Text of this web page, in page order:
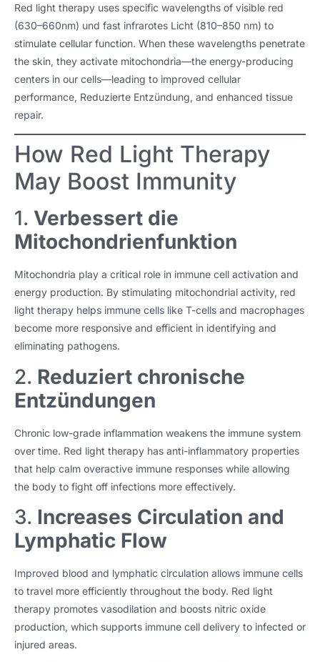
Red light therapy uses specific wavelengths of visible red
(630–660nm) und fast infrarotes Licht (810–850 nm) to
stimulate cellular function. When these wavelengths penetrate
the skin, they activate mitochondria—the energy-producing
centers in our cells—leading to improved cellular
performance, Reduzierte Entzündung, and enhanced tissue
repair.
How Red Light Therapy
May Boost Immunity
1. Verbessert die
Mitochondrienfunktion
Mitochondria play a critical role in immune cell activation and
energy production. By stimulating mitochondrial activity, red
light therapy helps immune cells like T-cells and macrophages
become more responsive and efficient in identifying and
eliminating pathogens.
2. Reduziert chronische
Entzündungen
Chronic low-grade inflammation weakens the immune system
over time. Red light therapy has anti-inflammatory properties
that help calm overactive immune responses while allowing
the body to fight off infections more effectively.
3. Increases Circulation and
Lymphatic Flow
Improved blood and lymphatic circulation allows immune cells
to travel more efficiently throughout the body. Red light
therapy promotes vasodilation and boosts nitric oxide
production, which supports immune cell delivery to infected or
injured areas.